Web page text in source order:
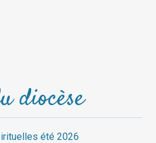
diocèse
été 2026